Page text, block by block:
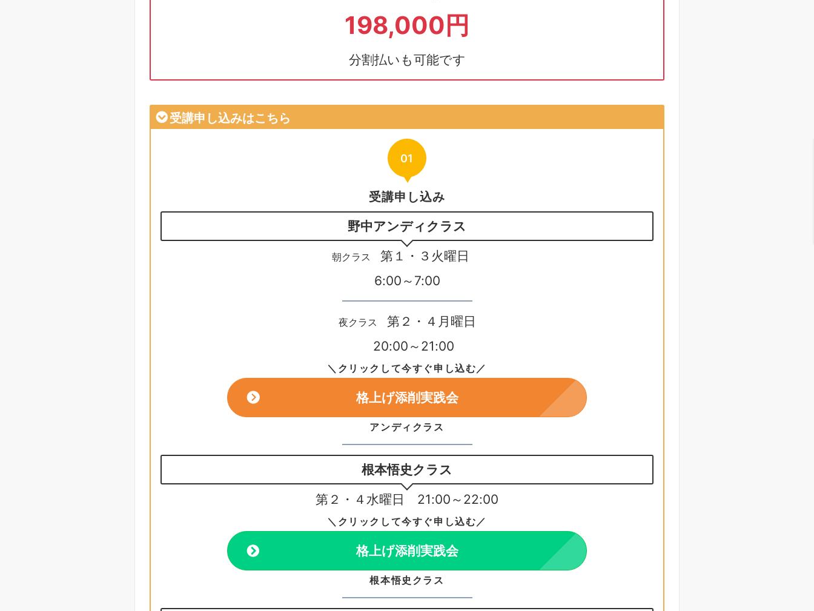
198,000円
分割払いも可能です
受講申し込みはこちら
01
受講申し込み
野中アンディクラス
朝クラス 第１・３火曜日
6:00～7:00
夜クラス 第２・４月曜日
20:00～21:00
＼クリックして今すぐ申し込む／
格上げ添削実践会
アンディクラス
根本悟史クラス
第２・４水曜日 21:00～22:00
＼クリックして今すぐ申し込む／
格上げ添削実践会
根本悟史クラス